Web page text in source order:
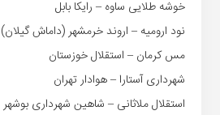
خوشه طلایی ساوه – رایکا بابل
نود ارومیه – اروند خرمشهر (داماش گیلان)
مس کرمان – استقلال خوزستان
شهرداری آستارا – هوادار تهران
استقلال ملاثانی – شاهین شهرداری بوشهر